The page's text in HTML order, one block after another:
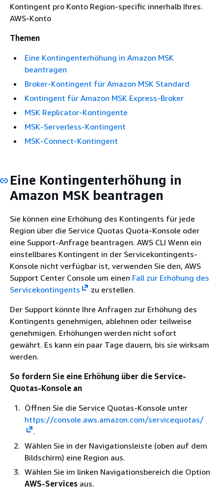
Kontingent pro Konto Region-specific innerhalb Ihres.
AWS-Konto
Themen
Eine Kontingenterhöhung in Amazon MSK
beantragen
Broker-Kontingent für Amazon MSK Standard
Kontingent für Amazon MSK Express-Broker
MSK Replicator-Kontingente
MSK-Serverless-Kontingent
MSK-Connect-Kontingent
Eine Kontingenterhöhung in
Amazon MSK beantragen
Sie können eine Erhöhung des Kontingents für jede
Region über die Service Quotas Quota-Konsole oder
eine Support-Anfrage beantragen. AWS CLI Wenn ein
einstellbares Kontingent in der Servicekontingents-
Konsole nicht verfügbar ist, verwenden Sie den, AWS
Support Center Console um einen Fall zur Erhöhung des
Servicekontingents
zu erstellen.
Der Support könnte Ihre Anfragen zur Erhöhung des
Kontingents genehmigen, ablehnen oder teilweise
genehmigen. Erhöhungen werden nicht sofort
gewährt. Es kann ein paar Tage dauern, bis sie wirksam
werden.
So fordern Sie eine Erhöhung über die Service-
Quotas-Konsole an
Öffnen Sie die Service Quotas-Konsole unter
https://console.aws.amazon.com/servicequotas/
.
Wählen Sie in der Navigationsleiste (oben auf dem
Bildschirm) eine Region aus.
Wählen Sie im linken Navigationsbereich die Option
AWS-Services aus.